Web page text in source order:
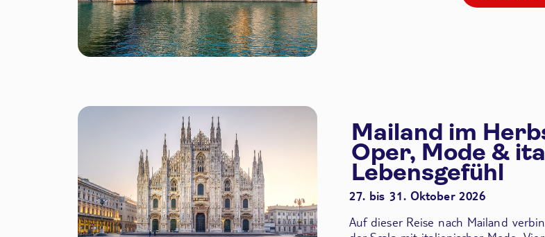
Mailand im
Oper, Mode &
Lebensgefühl
27. bis 31. Oktober 2026
Auf dieser Reise nach Mailand